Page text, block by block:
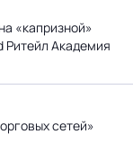
«капризной»
Ритейл Академия
сетей»